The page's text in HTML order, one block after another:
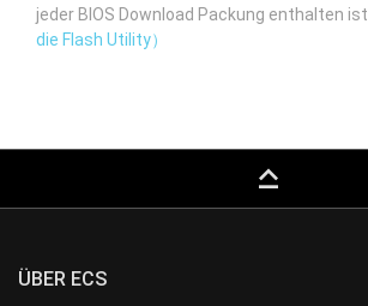
jeder BIOS Download Packung enthalten ist.
die Flash Utility）
keyboard_capslock
ÜBER ECS